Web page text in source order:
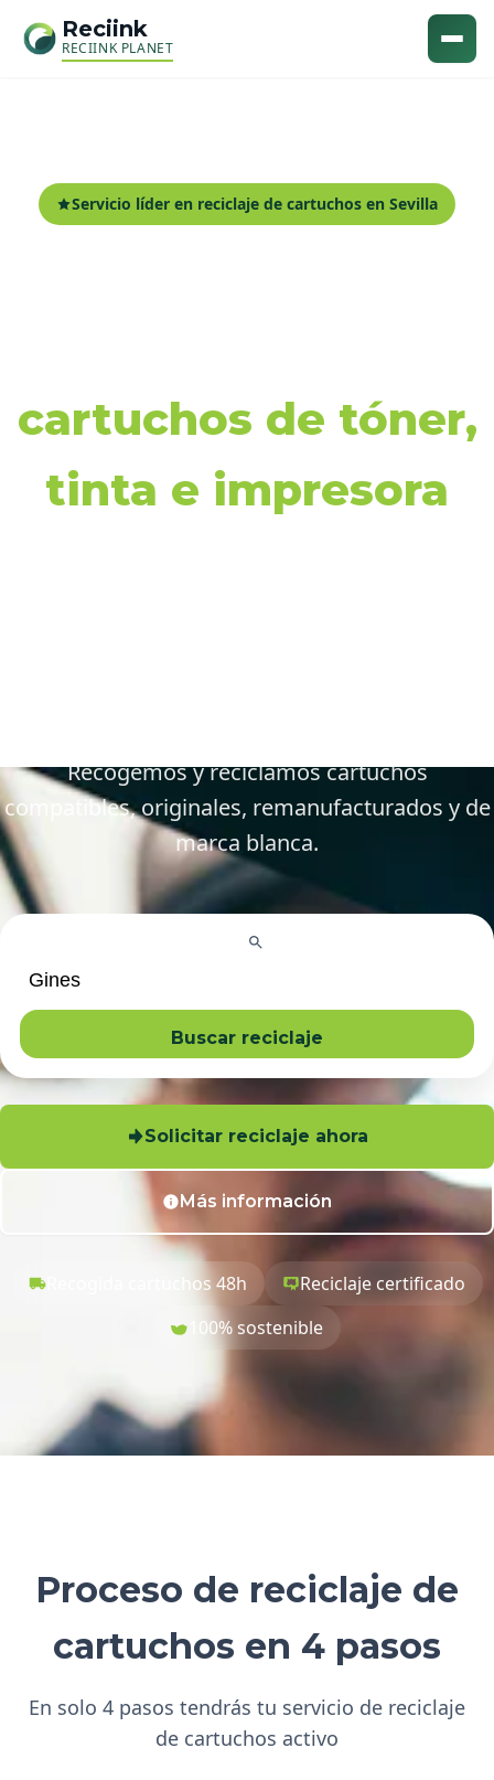
Reciink
RECIINK PLANET
Servicio líder en reciclaje de cartuchos en Sevilla
cartuchos de tóner,
tinta e impresora
Recogemos y reciclamos cartuchos
compatibles, originales, remanufacturados y de
marca blanca.
Buscar reciclaje
Solicitar reciclaje ahora
Más información
Recogida cartuchos 48h
Reciclaje certificado
100% sostenible
Proceso de reciclaje de
cartuchos en 4 pasos
En solo 4 pasos tendrás tu servicio de reciclaje
de cartuchos activo